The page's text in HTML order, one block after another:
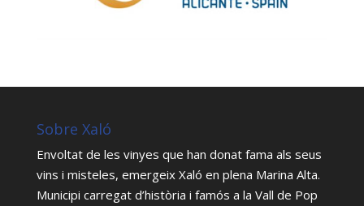
Sobre Xaló
Envoltat de les vinyes que han donat fama als seus
vins i misteles, emergeix Xaló en plena Marina Alta.
Municipi carregat d’història i famós a la Vall de Pop